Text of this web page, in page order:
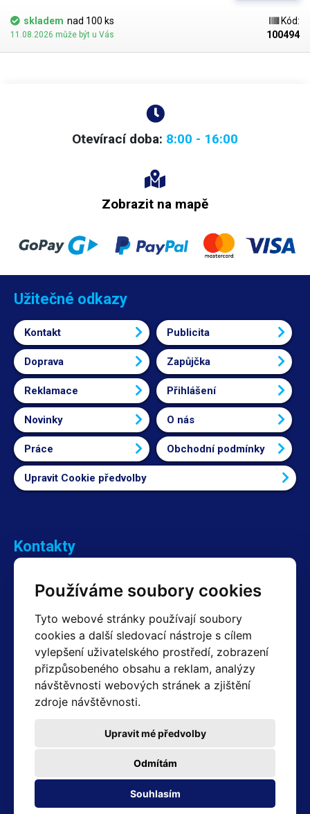
Používáme soubory cookies
Tyto webové stránky používají soubory
cookies a další sledovací nástroje s cílem
vylepšení uživatelského prostředí, zobrazení
přizpůsobeného obsahu a reklam, analýzy
návštěvnosti webových stránek a zjištění
zdroje návštěvnosti.
Souhlasím
Odmítám
Upravit mé předvolby
skladem nad 100 ks
11.08.2026 může být u Vás
Kód:
100494
Otevírací doba: 8:00 - 16:00
Zobrazit na mapě
Užitečné odkazy
Kontakt Publicita
Doprava Zapůjčka
Reklamace Přihlášení
Novinky O nás
Práce Obchodní podmínky
Upravit Cookie předvolby
Kontakty
+420 603 357 606 +420 605 234 204
Fakturační a expediční oddělení
+420 605 259 759 (Po–Pá: 7:30 – 15:00)
Technické oddělení
+420 603 355 085 (Po–Pá: 8:00 – 16:00)
servis@hotair.cz
Platba jen v hotovosti
Adresa prodejny